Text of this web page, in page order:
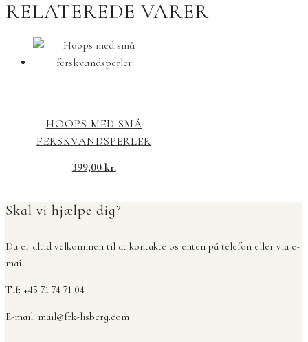
RELATEREDE VARER
HOOPS MED SMÅ
FERSKVANDSPERLER
399,00 kr.
Skal vi hjælpe dig?
Du er altid velkommen til at kontakte os enten på telefon eller via e-
mail.
Tlf: +45 71 74 71 04
E-mail: mail@frk-lisberg.com